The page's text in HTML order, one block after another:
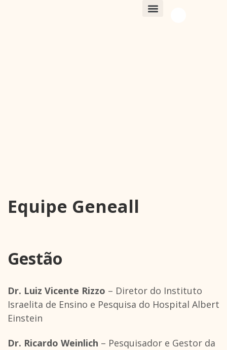
Equipe Geneall
Gestão
Dr. Luiz Vicente Rizzo – Diretor do Instituto
Israelita de Ensino e Pesquisa do Hospital Albert
Einstein
Dr. Ricardo Weinlich – Pesquisador e Gestor da